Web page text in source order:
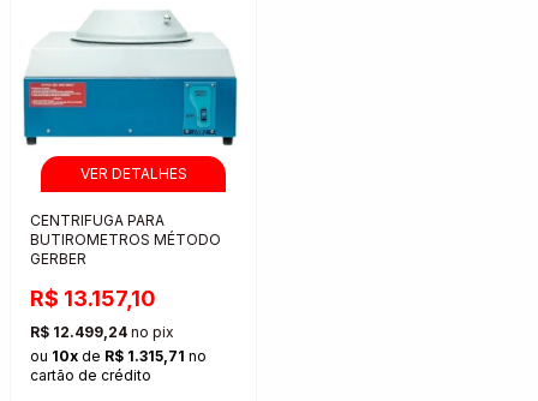
CENTRIFUGA PARA
BUTIROMETROS MÉTODO
GERBER
R$ 13.157,10
R$ 12.499,24 no pix
ou 10x de R$ 1.315,71 no
cartão de crédito